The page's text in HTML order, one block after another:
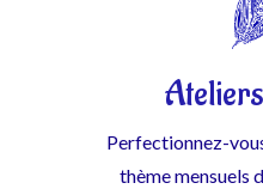
Perfectionnez-
thème mensuels